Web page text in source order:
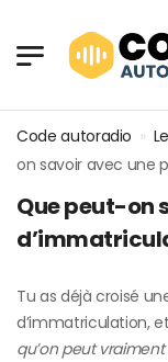
Code autoradio »
on savoir avec une
Que peut-on
Tu as déjà croisé
d’immatriculation,
qu’on peut